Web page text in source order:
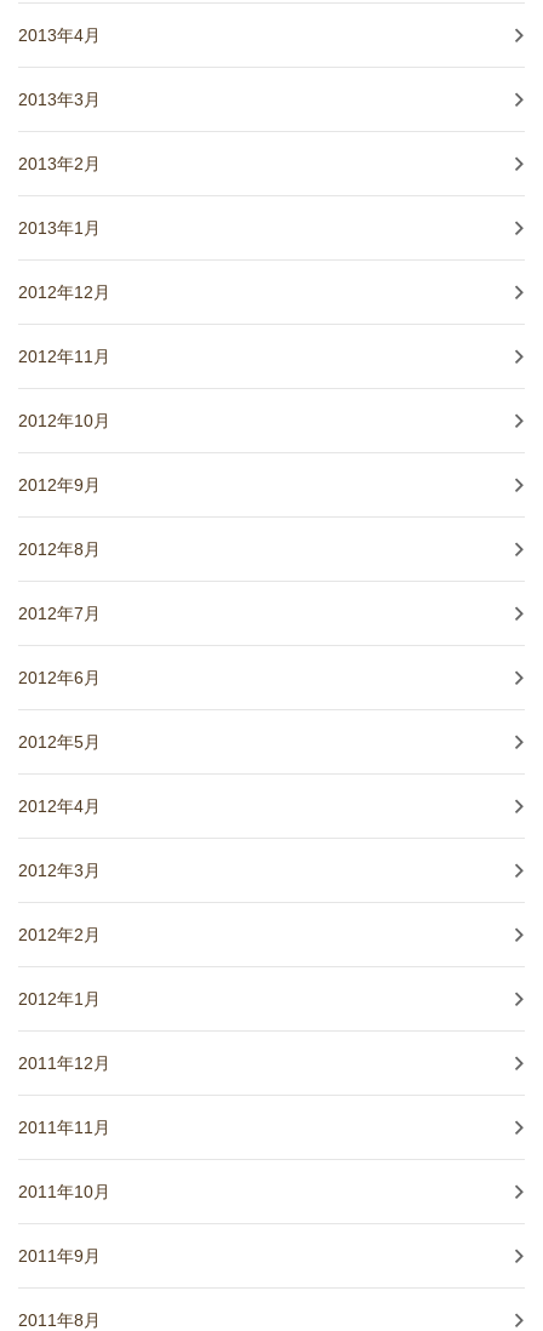
2013年4月
2013年3月
2013年2月
2013年1月
2012年12月
2012年11月
2012年10月
2012年9月
2012年8月
2012年7月
2012年6月
2012年5月
2012年4月
2012年3月
2012年2月
2012年1月
2011年12月
2011年11月
2011年10月
2011年9月
2011年8月